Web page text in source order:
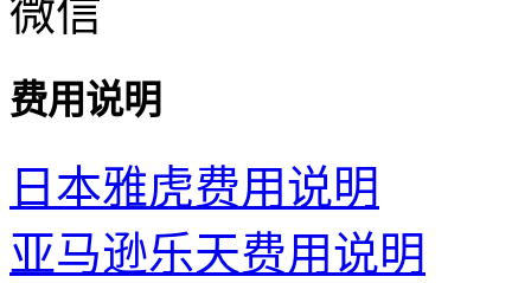
费用说明
日本雅虎费用说明
亚马逊乐天费用说明